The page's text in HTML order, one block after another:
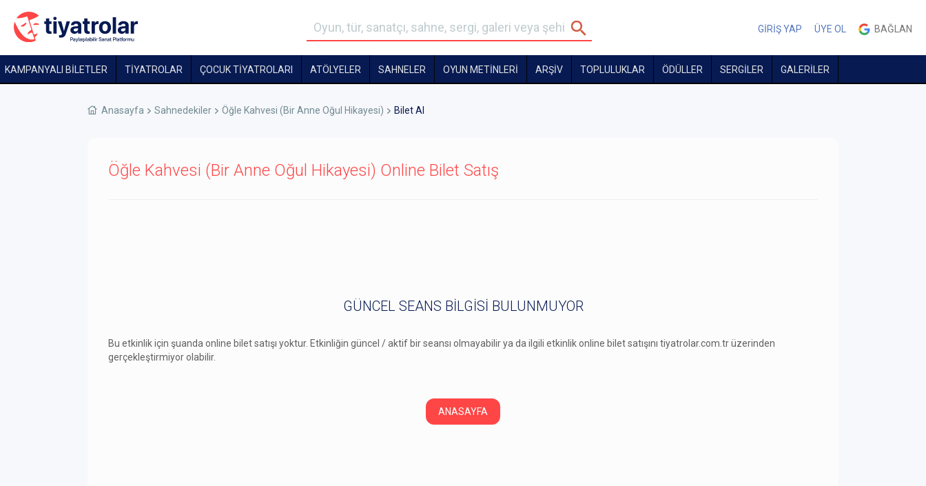
GİRİŞ YAP ÜYE OL BAĞLAN
KAMPANYALI BİLETLER TİYATROLAR ÇOCUK TIYATROLARI ATÖLYELER SAHNELER OYUN METİNLERİ ARŞİV TOPLULUKLAR ÖDÜLLER SERGİLER GALERİLER
Anasayfa Sahnedekiler Öğle Kahvesi (Bir Anne Oğul Hikayesi) Bilet Al
Öğle Kahvesi (Bir Anne Oğul Hikayesi) Online Bilet Satış
GÜNCEL SEANS BİLGİSİ BULUNMUYOR
Bu etkinlik için şuanda online bilet satışı yoktur. Etkinliğin güncel / aktif bir seansı olmayabilir ya da ilgili etkinlik online bilet satışını tiyatrolar.com.tr üzerinden
gerçekleştirmiyor olabilir.
ANASAYFA